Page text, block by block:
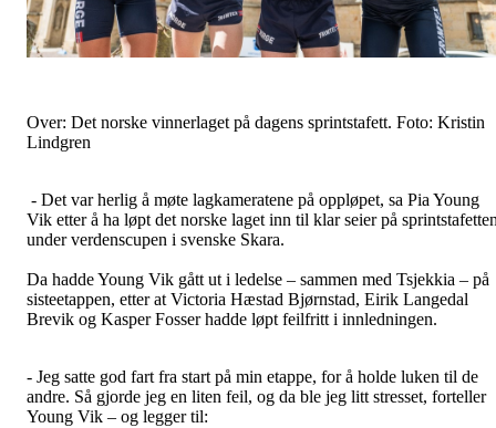
Over: Det norske vinnerlaget på dagens sprintstafett. Foto: Kristin
Lindgren
- Det var herlig å møte lagkameratene på oppløpet, sa Pia Young
Vik etter å ha løpt det norske laget inn til klar seier på
under verdenscupen i svenske Skara.
Da hadde Young Vik gått ut i ledelse – sammen med Tsjekkia – på
sisteetappen, etter at Victoria Hæstad Bjørnstad, Eirik Langedal
Brevik og Kasper Fosser hadde løpt feilfritt i innledningen.
- Jeg satte god fart fra start på min etappe, for å holde luken til de
andre. Så gjorde jeg en liten feil, og da ble jeg litt stresset, forteller
Young Vik – og legger til: